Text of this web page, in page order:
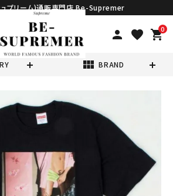
プリーム)通販専門店 Be-Supremer
person favorite 0
shopping_cart
view_module BRAND